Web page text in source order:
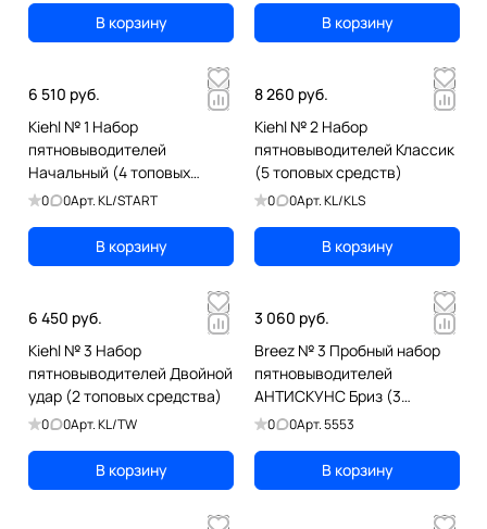
В корзину В корзину
6 510 руб.
Kiehl № 1 Набор
пятновыводителей
Начальный (4 топовых
средства)
0 0Арт.KL/START
В корзину
8 260 руб.
Kiehl № 2 Набор
пятновыводителей Классик
(5 топовых средств)
0 0Арт.KL/KLS
В корзину
6 450 руб.
Kiehl № 3 Набор
пятновыводителей Двойной
удар (2 топовых средства)
0 0Арт.KL/TW
В корзину
3 060 руб.
Breez № 3 Пробный набор
пятновыводителей
АНТИСКУНС Бриз (3
средства)
0 0Арт.5553
В корзину